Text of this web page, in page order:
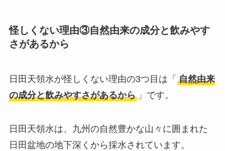
怪しくない理由③自然由来の成分と飲みやす
さがあるから
日田天領水が怪しくない理由の3つ目は「 自然由来
の成分と飲みやすさがあるから 」です。
日田天領水は、九州の自然豊かな山々に囲まれた
日田盆地の地下深くから採水されています。